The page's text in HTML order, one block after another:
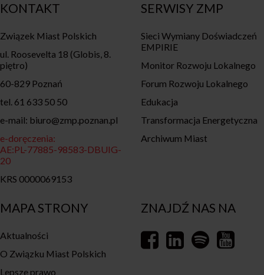
MAPA STRONY
Aktualności
O Związku Miast Polskich
Lepsze prawo
KONTAKT
Związek Miast Polskich
ul. Roosevelta 18 (Globis, 8.
piętro)
60-829 Poznań
tel. 61 633 50 50
e-mail: biuro@zmp.poznan.pl
e-doręczenia:
AE:PL-77885-98583-DBUIG-
20
KRS 0000069153
SERWISY ZMP
Sieci Wymiany Doświadczeń
EMPIRIE
Monitor Rozwoju Lokalnego
Forum Rozwoju Lokalnego
Edukacja
Transformacja Energetyczna
Archiwum Miast
ZNAJDŹ NAS NA